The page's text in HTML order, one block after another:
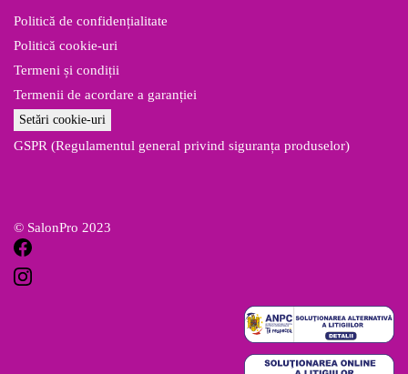
Politică de confidențialitate
Politică cookie-uri
Termeni și condiții
Termenii de acordare a garanției
Setări cookie-uri
GSPR (Regulamentul general privind siguranța produselor)
© SalonPro 2023